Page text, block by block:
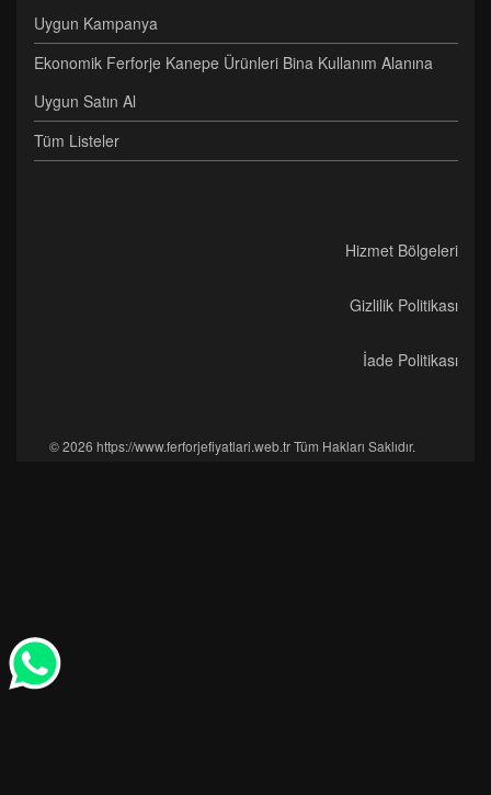
Uygun Kampanya
Ekonomik Ferforje Kanepe Ürünleri Bina Kullanım Alanına
Uygun Satın Al
Tüm Listeler
Hizmet Bölgeleri
Gizlilik Politikası
İade Politikası
© 2026 https://www.ferforjefiyatlari.web.tr Tüm Hakları Saklıdır.